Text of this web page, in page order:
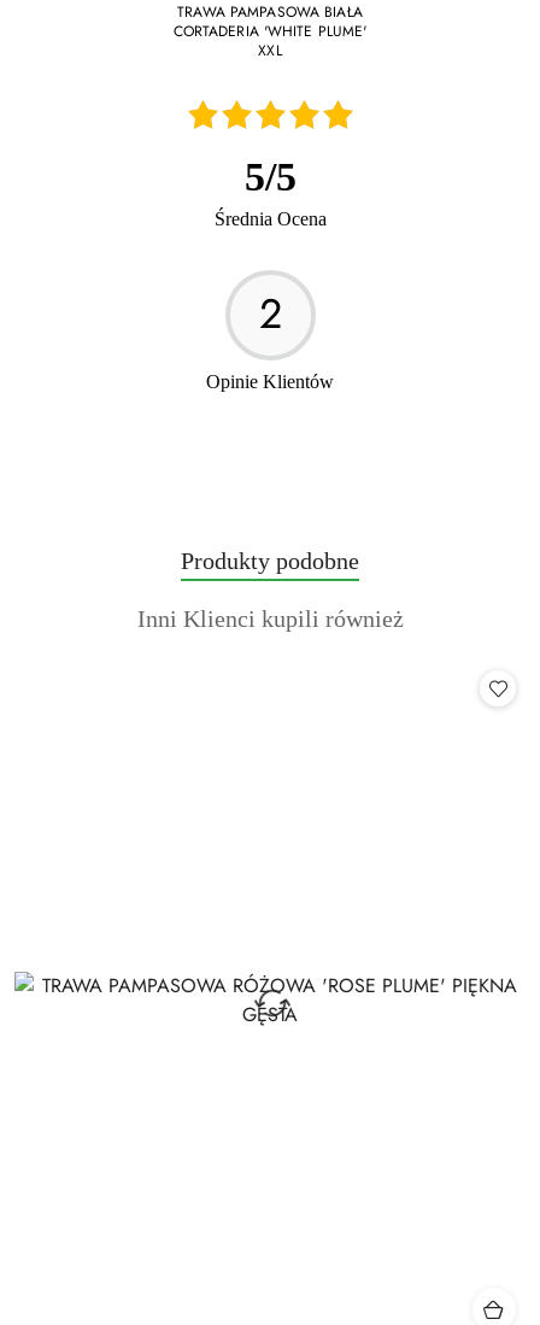
TRAWA PAMPASOWA BIAŁA
CORTADERIA 'WHITE PLUME'
XXL
5/5
Średnia Ocena
2
Opinie Klientów
06.07.2025
Pomiń karuzelę produktów
Produkty
statusie:
Produkty podobne
Produkty
Inni Klienci kupili również